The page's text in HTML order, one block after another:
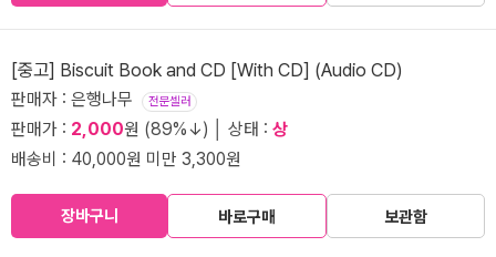
[중고] Biscuit Book and CD [With CD] (Audio CD)
판매자 : 은행나무 전문셀러
판매가 : 2,000원 (89%↓) │ 상태 : 상
배송비 : 40,000원 미만 3,300원
장바구니 바로구매 보관함